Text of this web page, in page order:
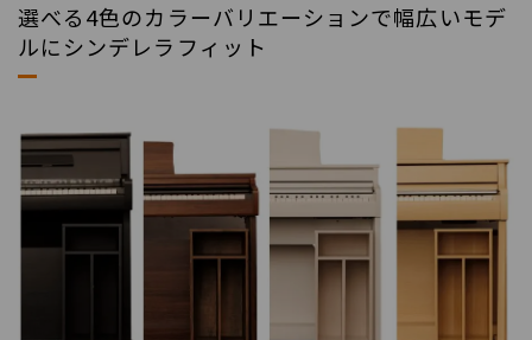
選べる4色のカラーバリエーションで幅広いモデ
ルにシンデレラフィット